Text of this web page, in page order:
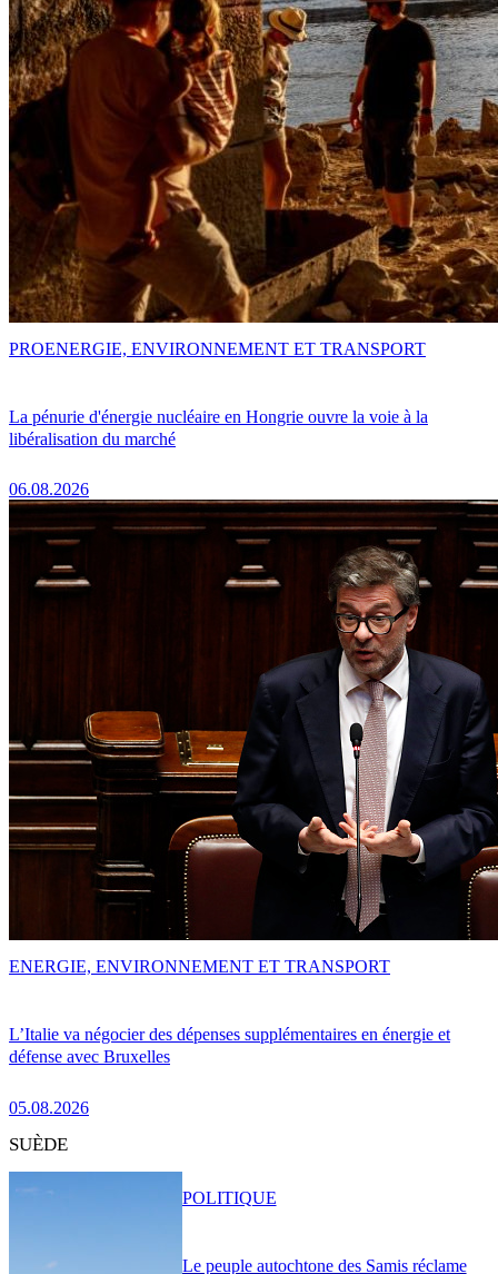
La pénurie d'énergie nucléaire en Hongrie ouvre la voie à la
libéralisation du marché
06.08.2026
PROENERGIE, ENVIRONNEMENT ET TRANSPORT
L’Italie va négocier des dépenses supplémentaires en énergie et
défense avec Bruxelles
05.08.2026
ENERGIE, ENVIRONNEMENT ET TRANSPORT
SUÈDE
Le peuple autochtone des Samis réclame
POLITIQUE